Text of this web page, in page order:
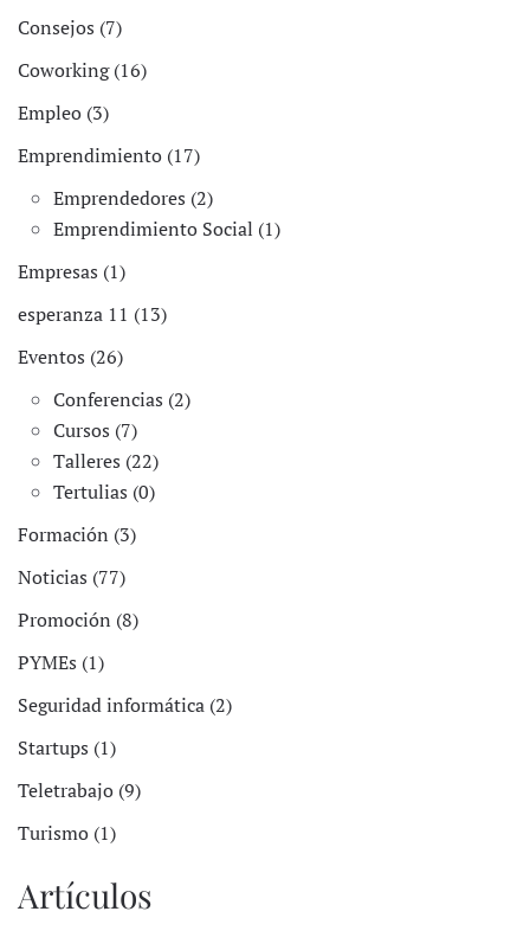
Consejos (7)
Coworking (16)
Empleo (3)
Emprendimiento (17)
Emprendedores (2)
Emprendimiento Social (1)
Empresas (1)
esperanza 11 (13)
Eventos (26)
Conferencias (2)
Cursos (7)
Talleres (22)
Tertulias (0)
Formación (3)
Noticias (77)
Promoción (8)
PYMEs (1)
Seguridad informática (2)
Startups (1)
Teletrabajo (9)
Turismo (1)
Artículos